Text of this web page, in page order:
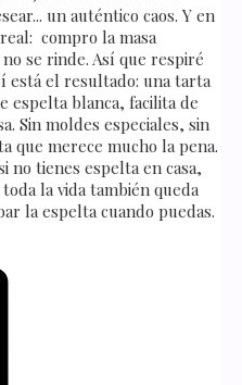
un auténtico caos. Y en
compro la masa
se rinde. Así que respiré
está el resultado: una tarta
espelta blanca, facilita de
Sin moldes especiales, sin
que merece mucho la pena.
no tienes espelta en casa,
la vida también queda
la espelta cuando puedas.